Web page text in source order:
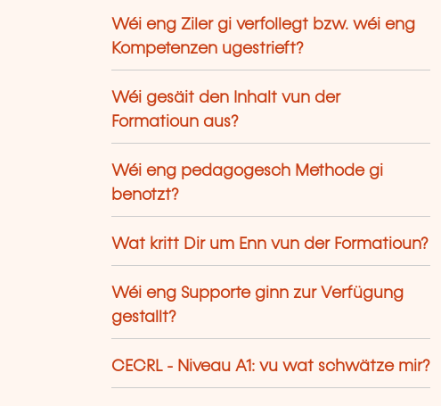
Wéi eng Ziler gi verfollegt bzw. wéi eng
Kompetenzen ugestrieft?
Wéi gesäit den Inhalt vun der
Formatioun aus?
Wéi eng pedagogesch Methode gi
benotzt?
Wat kritt Dir um Enn vun der Formatioun?
Wéi eng Supporte ginn zur Verfügung
gestallt?
CECRL - Niveau A1: vu wat schwätze mir?